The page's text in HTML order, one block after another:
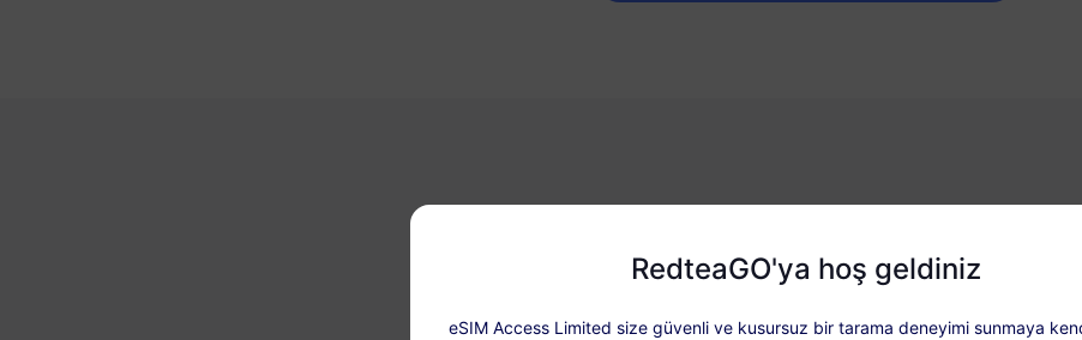
RedteaGO'ya hoş geldiniz
eSIM Access Limited size güvenli ve kusursuz bir tarama deneyimi sunmaya